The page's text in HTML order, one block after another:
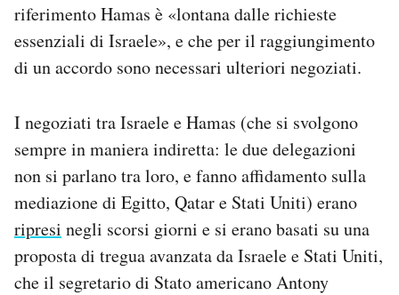
riferimento Hamas è «lontana dalle richieste
essenziali di Israele», e che per il raggiungimento
di un accordo sono necessari ulteriori negoziati.
I negoziati tra Israele e Hamas (che si svolgono
sempre in maniera indiretta: le due delegazioni
non si parlano tra loro, e fanno affidamento sulla
mediazione di Egitto, Qatar e Stati Uniti) erano
ripresi negli scorsi giorni e si erano basati su una
proposta di tregua avanzata da Israele e Stati Uniti,
che il segretario di Stato americano Antony